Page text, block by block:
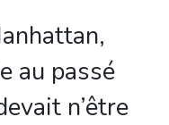
au passé
n’être